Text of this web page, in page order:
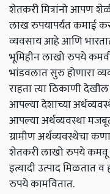
शेतकरी मित्रांनो आपण
लाख रुपयापर्यंत कमाई
व्यवसाय आहे आणि
भूमिहीन लाखो रुपये
भांडवलात सुरु होणारा
राहता त्या ठिकाणी
आपल्या देशाच्या
आपल्या अर्थव्यवस्था
ग्रामीण अर्थव्यवस्थेचा
शेतकरी लाखो रुपये
इत्यादी उत्पाद मिळतात
रुपये कामवितात.